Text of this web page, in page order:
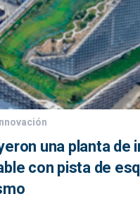
una planta de
con pista de